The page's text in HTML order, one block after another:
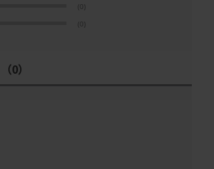
(0)
(0)
（0）